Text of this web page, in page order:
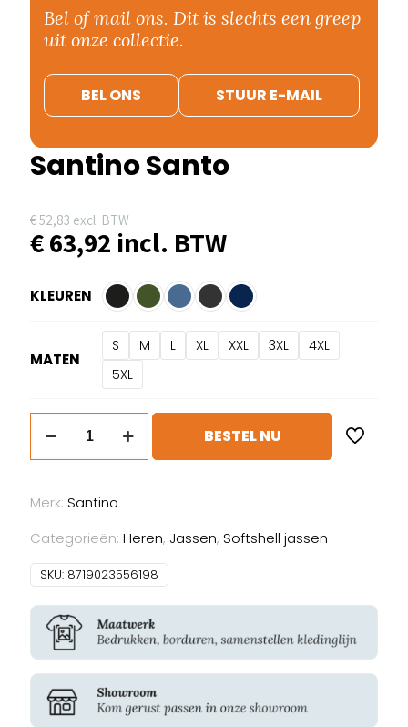
Bel of mail ons. Dit is slechts een greep
uit onze collectie.
BEL ONS STUUR E-MAIL
Santino Santo
€52,83 excl. BTW
€63,92 incl. BTW
KLEUREN
MATEN
S M L XL XXL 3XL
4XL
5XL
Santo
aantal
BESTEL NU
Merk: Santino
Categorieën: Heren, Jassen, Softshell jassen
SKU: 8719023556198